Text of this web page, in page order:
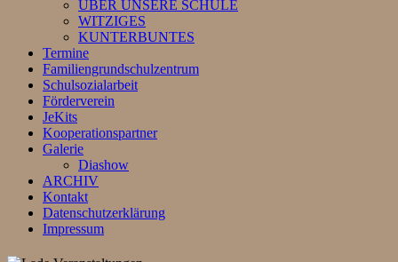
ÜBER UNSERE SCHULE
WITZIGES
KUNTERBUNTES
Termine
Familiengrundschulzentrum
Schulsozialarbeit
Förderverein
JeKits
Kooperationspartner
Galerie
Diashow
ARCHIV
Kontakt
Datenschutzerklärung
Impressum